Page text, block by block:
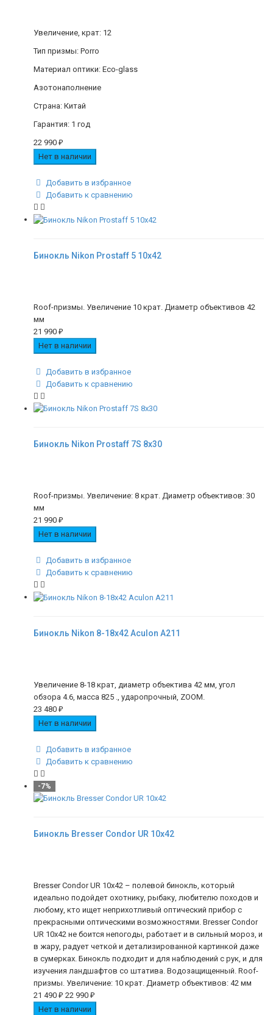
Увеличение, крат: 12
Тип призмы: Porro
Материал оптики: Eco-glass
Азотонаполнение
Страна: Китай
Гарантия: 1 год
22 990 ₽
Нет в наличии
Добавить в избранное
Добавить к сравнению
Бинокль Nikon Prostaff 5 10x42
Roof-призмы. Увеличение 10 крат. Диаметр объективов 42
мм
21 990 ₽
Нет в наличии
Добавить в избранное
Добавить к сравнению
Бинокль Nikon Prostaff 7S 8x30
Roof-призмы. Увеличение: 8 крат. Диаметр объективов: 30
мм
21 990 ₽
Нет в наличии
Добавить в избранное
Добавить к сравнению
Бинокль Nikon 8-18x42 Aculon A211
Увеличение 8-18 крат, диаметр объектива 42 мм, угол
обзора 4.6, масса 825 ., ударопрочный, ZOOM.
23 480 ₽
Нет в наличии
Добавить в избранное
Добавить к сравнению
-7%
Бинокль Bresser Condor UR 10x42
Bresser Condor UR 10x42 – полевой бинокль, который
идеально подойдет охотнику, рыбаку, любителю походов и
любому, кто ищет неприхотливый оптический прибор с
прекрасными оптическими возможностями. Bresser Condor
UR 10x42 не боится непогоды, работает и в сильный мороз, и
в жару, радует четкой и детализированной картинкой даже
в сумерках. Бинокль подходит и для наблюдений с рук, и для
изучения ландшафтов со штатива. Водозащищенный. Roof-
призмы. Увеличение: 10 крат. Диаметр объективов: 42 мм
21 490 ₽ 22 990 ₽
Нет в наличии